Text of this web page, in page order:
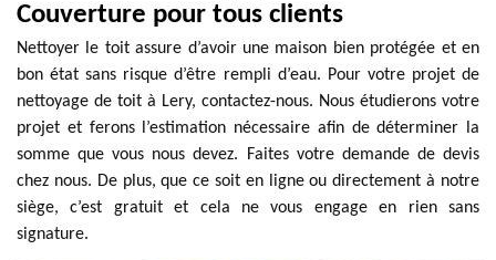
Couverture pour tous clients
Nettoyer le toit assure d’avoir une maison bien protégée et en
bon état sans risque d’être rempli d’eau. Pour votre projet de
nettoyage de toit à Lery, contactez-nous. Nous étudierons votre
projet et ferons l’estimation nécessaire afin de déterminer la
somme que vous nous devez. Faites votre demande de devis
chez nous. De plus, que ce soit en ligne ou directement à notre
siège, c’est gratuit et cela ne vous engage en rien sans
signature.